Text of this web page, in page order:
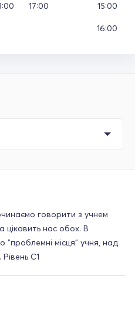
17:00 15:00
16:00
говорити з учнем
нас обох. В
"проблемні місця" учня, над
С1